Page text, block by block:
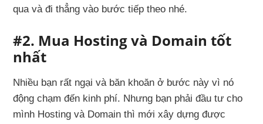
qua và đi thẳng vào bước tiếp theo nhé.
#2. Mua Hosting và Domain tốt
nhất
Nhiều bạn rất ngại và băn khoăn ở bước này vì nó
động chạm đến kinh phí. Nhưng bạn phải đầu tư cho
mình Hosting và Domain thì mới xây dựng được